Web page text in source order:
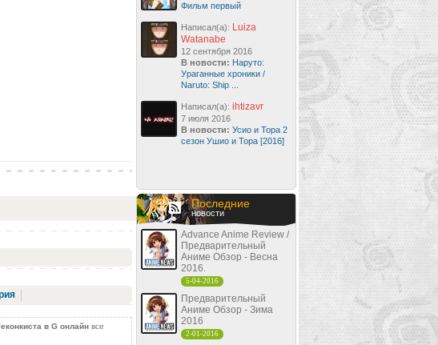
Фильм первый
Написал(а): Luiza
Watanabe
12 сентября 2016
В новости: Наруто:
Ураганные хроники /
Naruto: Ship ...
Написал(а): ihtizavr
7 июля 2016
В новости: Усио и Тора 2
сезон Ушио и Тора [2016]
Последние
новости
Advance Anime Review /
Предварительный
Аниме Обзор - Весна
2016.
5-04-2016
Предварительный
Аниме Обзор - Зима
2016
2-01-2016
в G онлайн все